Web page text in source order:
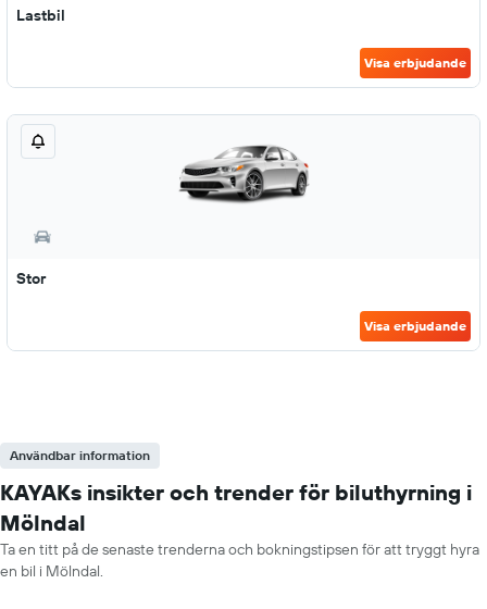
Lastbil
Visa erbjudande
Stor
Visa erbjudande
Användbar information
KAYAKs insikter och trender för biluthyrning i
Mölndal
Ta en titt på de senaste trenderna och bokningstipsen för att tryggt hyra
en bil i Mölndal.